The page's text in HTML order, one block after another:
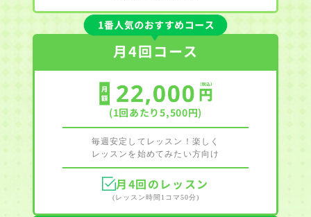
月4回コース
(1回あたり5,500円)
毎週安定してレッスン！楽しく
レッスンを始めてみたい方向け
月4回のレッスン
(レッスン時間1コマ50分)